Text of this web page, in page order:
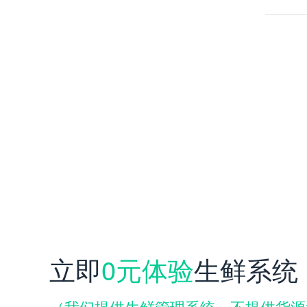
立即0元体验生鲜系统